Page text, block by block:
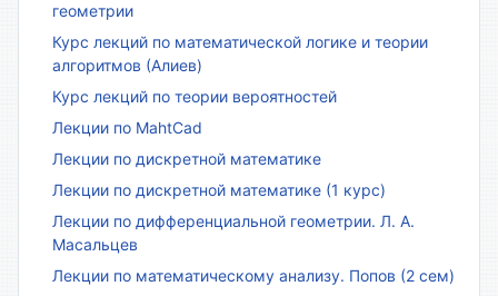
геометрии
Курс лекций по математической логике и теории
алгоритмов (Алиев)
Курс лекций по теории вероятностей
Лекции по MahtCad
Лекции по дискретной математике
Лекции по дискретной математике (1 курс)
Лекции по дифференциальной геометрии. Л. А.
Масальцев
Лекции по математическому анализу. Попов (2 сем)